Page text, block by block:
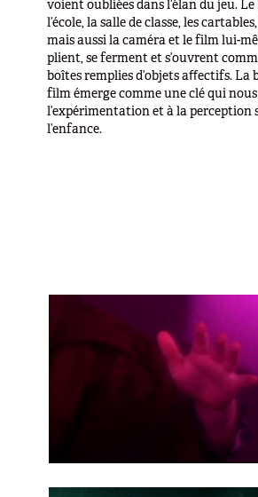
voient oubliées dans l’élan du jeu.Le
l’école, la salle de classe, les
mais aussi la caméra et le film lui-
plient, se ferment et s’ouvrent
boîtes remplies d’objets aﬀectifs. La
film émerge comme une clé qui
l’expérimentation et à la perception
l’enfance.